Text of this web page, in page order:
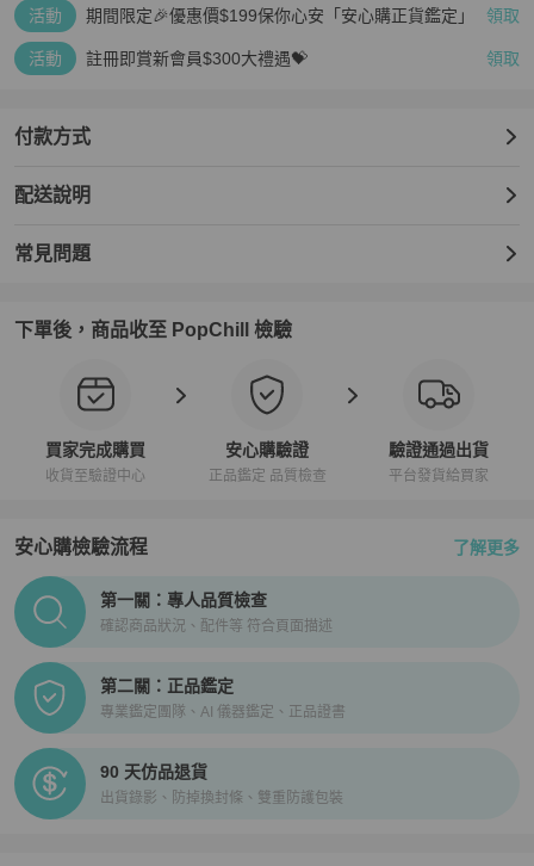
活動 期間限定🎉優惠價$199保你心安「安心購正貨鑑定」 領取
活動 註冊即賞新會員$300大禮遇💝 領取
付款方式
配送說明
常見問題
下單後，商品收至 PopChill 檢驗
買家完成購買
收貨至驗證中心
安心購驗證
正品鑑定 品質檢查
驗證通過出貨
平台發貨給買家
安心購檢驗流程 了解更多
PopChill拍拍圈正品驗證、安心購檢驗流程介紹
第一關：專人品質檢查
確認商品狀況、配件等 符合頁面描述
第二關：正品鑑定
專業鑑定團隊、AI 儀器鑑定、正品證書
90 天仿品退貨
出貨錄影、防掉換封條、雙重防護包裝